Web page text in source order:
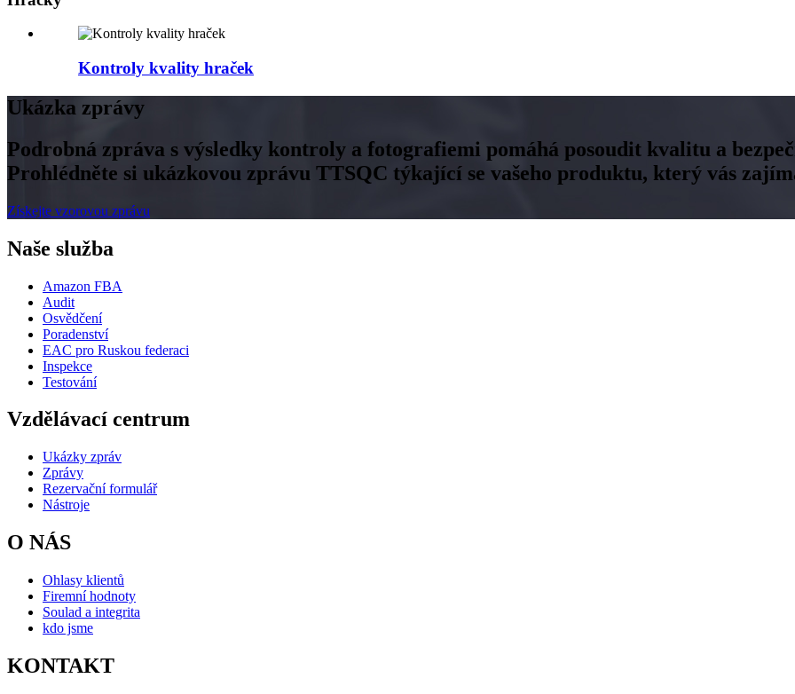
Kontroly kvality hraček
Ukázka zprávy
Podrobná zpráva s výsledky kontroly a fotografiemi pomáhá posoudit kvalitu a
Prohlédněte si ukázkovou zprávu TTSQC týkající se vašeho produktu, který vás
Získejte vzorovou zprávu
Naše služba
Amazon FBA
Audit
Osvědčení
Poradenství
EAC pro Ruskou federaci
Inspekce
Testování
Vzdělávací centrum
Ukázky zpráv
Zprávy
Rezervační formulář
Nástroje
O NÁS
Ohlasy klientů
Firemní hodnoty
Soulad a integrita
kdo jsme
KONTAKT